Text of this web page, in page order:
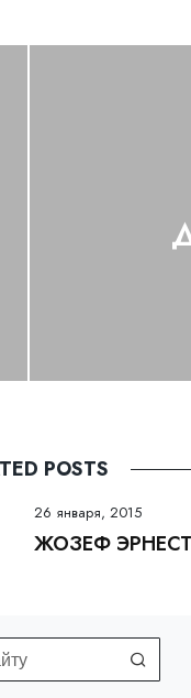
POSTS
26 января, 2015
ЖОЗЕФ